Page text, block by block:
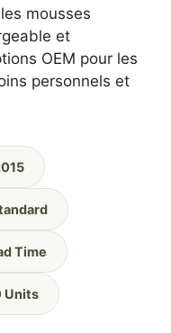
mousses
et
OEM pour les
personnels et
Time
Units